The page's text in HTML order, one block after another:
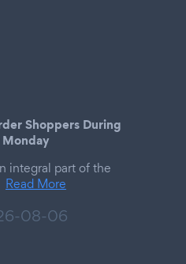
Shoppers During
integral part of the
Read More
08-06